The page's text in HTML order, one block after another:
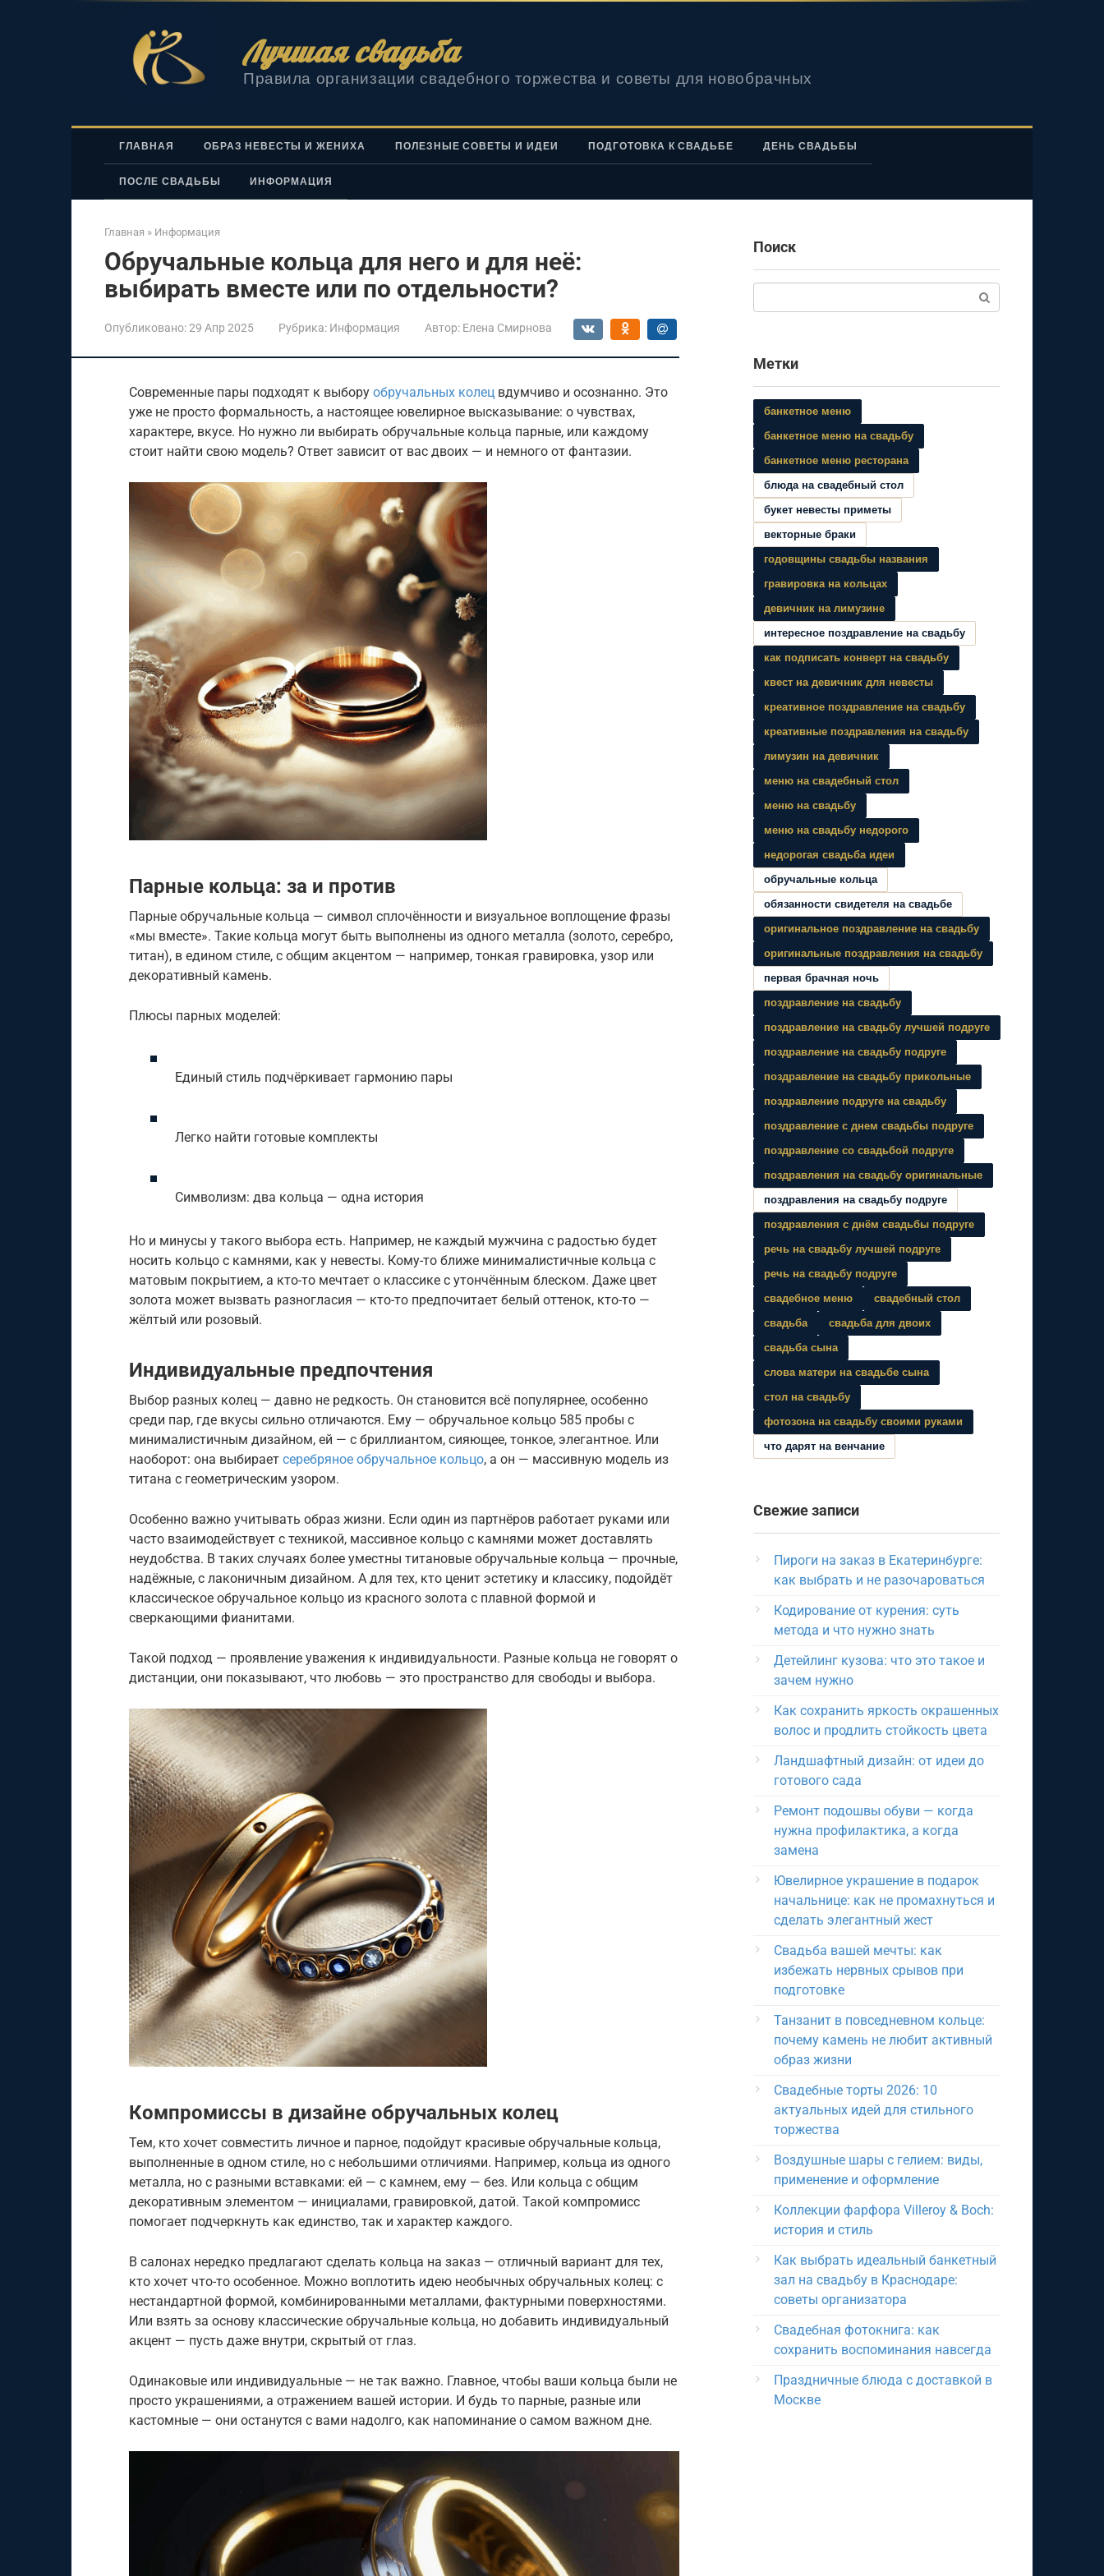
Лучшая свадьба
Правила организации свадебного торжества и советы для новобрачных
ГЛАВНАЯ ОБРАЗ НЕВЕСТЫ И ЖЕНИХА ПОЛЕЗНЫЕ СОВЕТЫ И ИДЕИ ПОДГОТОВКА К СВАДЬБЕ ДЕНЬ СВАДЬБЫ
ПОСЛЕ СВАДЬБЫ ИНФОРМАЦИЯ
Главная » Информация
Обручальные кольца для него и для неё:
выбирать вместе или по отдельности?
Опубликовано:29 Апр 2025 Рубрика: Информация Автор: Елена Смирнова
Современные пары подходят к выбору обручальных колец вдумчиво и осознанно. Это
уже не просто формальность, а настоящее ювелирное высказывание: о чувствах,
характере, вкусе. Но нужно ли выбирать обручальные кольца парные, или каждому
стоит найти свою модель? Ответ зависит от вас двоих — и немного от фантазии.
Парные кольца: за и против
Парные обручальные кольца — символ сплочённости и визуальное воплощение фразы
«мы вместе». Такие кольца могут быть выполнены из одного металла (золото, серебро,
титан), в едином стиле, с общим акцентом — например, тонкая гравировка, узор или
декоративный камень.
Плюсы парных моделей:
Единый стиль подчёркивает гармонию пары
Легко найти готовые комплекты
Символизм: два кольца — одна история
Но и минусы у такого выбора есть. Например, не каждый мужчина с радостью будет
носить кольцо с камнями, как у невесты. Кому-то ближе минималистичные кольца с
матовым покрытием, а кто-то мечтает о классике с утончённым блеском. Даже цвет
золота может вызвать разногласия — кто-то предпочитает белый оттенок, кто-то —
жёлтый или розовый.
Индивидуальные предпочтения
Выбор разных колец — давно не редкость. Он становится всё популярнее, особенно
среди пар, где вкусы сильно отличаются. Ему — обручальное кольцо 585 пробы с
минималистичным дизайном, ей — с бриллиантом, сияющее, тонкое, элегантное. Или
наоборот: она выбирает серебряное обручальное кольцо, а он — массивную модель из
титана с геометрическим узором.
Особенно важно учитывать образ жизни. Если один из партнёров работает руками или
часто взаимодействует с техникой, массивное кольцо с камнями может доставлять
неудобства. В таких случаях более уместны титановые обручальные кольца — прочные,
надёжные, с лаконичным дизайном. А для тех, кто ценит эстетику и классику, подойдёт
классическое обручальное кольцо из красного золота с плавной формой и
сверкающими фианитами.
Такой подход — проявление уважения к индивидуальности. Разные кольца не говорят о
дистанции, они показывают, что любовь — это пространство для свободы и выбора.
Компромиссы в дизайне обручальных колец
Тем, кто хочет совместить личное и парное, подойдут красивые обручальные кольца,
выполненные в одном стиле, но с небольшими отличиями. Например, кольца из одного
металла, но с разными вставками: ей — с камнем, ему — без. Или кольца с общим
декоративным элементом — инициалами, гравировкой, датой. Такой компромисс
помогает подчеркнуть как единство, так и характер каждого.
В салонах нередко предлагают сделать кольца на заказ — отличный вариант для тех,
кто хочет что-то особенное. Можно воплотить идею необычных обручальных колец: с
нестандартной формой, комбинированными металлами, фактурными поверхностями.
Или взять за основу классические обручальные кольца, но добавить индивидуальный
акцент — пусть даже внутри, скрытый от глаз.
Одинаковые или индивидуальные — не так важно. Главное, чтобы ваши кольца были не
просто украшениями, а отражением вашей истории. И будь то парные, разные или
кастомные — они останутся с вами надолго, как напоминание о самом важном дне.
Поиск
Метки
банкетное меню
банкетное меню на свадьбу
банкетное меню ресторана
блюда на свадебный стол
букет невесты приметы
векторные браки
годовщины свадьбы названия
гравировка на кольцах
девичник на лимузине
интересное поздравление на свадьбу
как подписать конверт на свадьбу
квест на девичник для невесты
креативное поздравление на свадьбу
креативные поздравления на свадьбу
лимузин на девичник
меню на свадебный стол
меню на свадьбу
меню на свадьбу недорого
недорогая свадьба идеи
обручальные кольца
обязанности свидетеля на свадьбе
оригинальное поздравление на свадьбу
оригинальные поздравления на свадьбу
первая брачная ночь
поздравление на свадьбу
поздравление на свадьбу лучшей подруге
поздравление на свадьбу подруге
поздравление на свадьбу прикольные
поздравление подруге на свадьбу
поздравление с днем свадьбы подруге
поздравление со свадьбой подруге
поздравления на свадьбу оригинальные
поздравления на свадьбу подруге
поздравления с днём свадьбы подруге
речь на свадьбу лучшей подруге
речь на свадьбу подруге
свадебное меню
свадебный стол
свадьба
свадьба для двоих
свадьба сына
слова матери на свадьбе сына
стол на свадьбу
фотозона на свадьбу своими руками
что дарят на венчание
Свежие записи
Пироги на заказ в Екатеринбурге:
как выбрать и не разочароваться
Кодирование от курения: суть
метода и что нужно знать
Детейлинг кузова: что это такое и
зачем нужно
Как сохранить яркость окрашенных
волос и продлить стойкость цвета
Ландшафтный дизайн: от идеи до
готового сада
Ремонт подошвы обуви — когда
нужна профилактика, а когда
замена
Ювелирное украшение в подарок
начальнице: как не промахнуться и
сделать элегантный жест
Свадьба вашей мечты: как
избежать нервных срывов при
подготовке
Танзанит в повседневном кольце:
почему камень не любит активный
образ жизни
Свадебные торты 2026: 10
актуальных идей для стильного
торжества
Воздушные шары с гелием: виды,
применение и оформление
Коллекции фарфора Villeroy & Boch:
история и стиль
Как выбрать идеальный банкетный
зал на свадьбу в Краснодаре:
советы организатора
Свадебная фотокнига: как
сохранить воспоминания навсегда
Праздничные блюда с доставкой в
Москве